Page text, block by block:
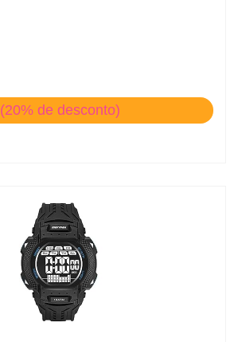
(20% de desconto)